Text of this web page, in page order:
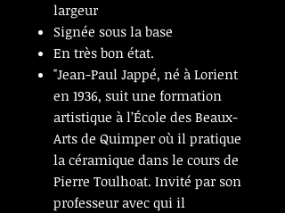
largeur
Signée sous la base
En très bon état.
"Jean-Paul Jappé, né à Lorient
en 1936, suit une formation
artistique à l’École des Beaux-
Arts de Quimper où il pratique
la céramique dans le cours de
Pierre Toulhoat. Invité par son
professeur avec qui il